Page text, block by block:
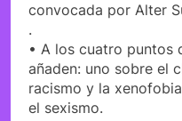
convocada por Alter
.
• A los cuatro puntos
añaden: uno sobre el
racismo y la
el sexismo.